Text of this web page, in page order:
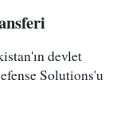
devlet
Solutions'u